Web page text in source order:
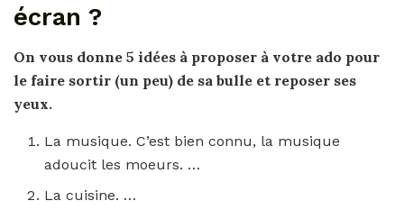
écran ?
On vous donne 5 idées à proposer à votre ado pour
le faire sortir (un peu) de sa bulle et reposer ses
yeux.
La musique. C’est bien connu, la musique
adoucit les moeurs. …
La cuisine. …